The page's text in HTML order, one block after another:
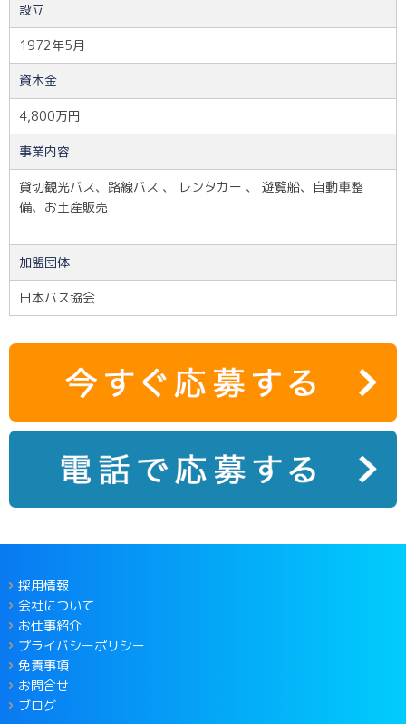
設立
1972年5月
資本金
4,800万円
事業内容
貸切観光バス、路線バス 、 レンタカー 、 遊覧船、自動車整
備、お土産販売
加盟団体
日本バス協会
採用情報
会社について
お仕事紹介
プライバシーポリシー
免責事項
お問合せ
ブログ